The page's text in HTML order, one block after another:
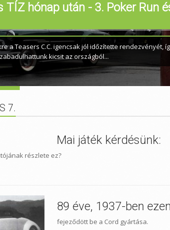
TÍZ hónap után - 3. Poker Run
a Teasers C.C. igencsak jól időzítette rendezvényét,
kicsit az országból...
bemelegítés
az oldalról, így újra pennát
szomjatok!
7.
Mai játék kérdésünk:
részlete ez?
89 éve, 1937-ben
fejeződött be a Cord gyártása.